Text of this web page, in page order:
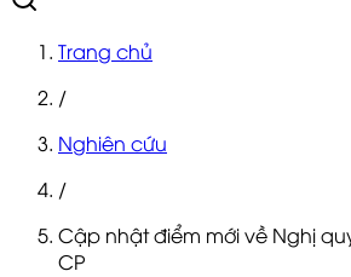
Trang chủ
/
Nghiên cứu
/
Cập nhật điểm mới về Nghị
CP